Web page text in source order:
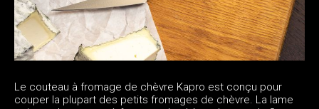
Le couteau à fromage de chèvre Kapro est conçu pour
couper la plupart des petits fromages de chèvre. La lame